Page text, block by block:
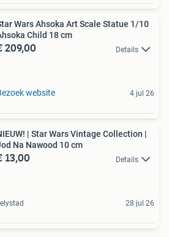
Wars Ahsoka Art Scale Statue 1/10
Child 18 cm
209,00 Details
website 4 jul 26
| Star Wars Vintage Collection |
Na Nawood 10 cm
13,00 Details
28 jul 26